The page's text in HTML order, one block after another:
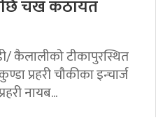
चंख कठायत
कैलालीको टीकापुरस्थित
प्रहरी चौकीका इन्चार्ज
नायब...